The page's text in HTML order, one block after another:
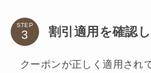
STEP 割引適用を確認
クーポンが正しく適用され